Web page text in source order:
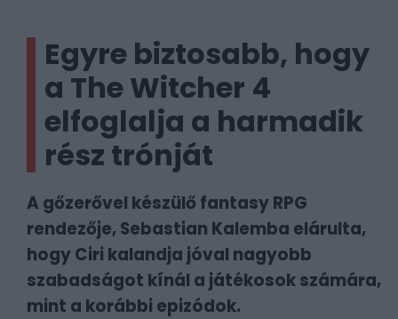
Egyre biztosabb, hogy
a The Witcher 4
elfoglalja a harmadik
rész trónját
A gőzerővel készülő fantasy RPG
rendezője, Sebastian Kalemba elárulta,
hogy Ciri kalandja jóval nagyobb
szabadságot kínál a játékosok számára,
mint a korábbi epizódok.